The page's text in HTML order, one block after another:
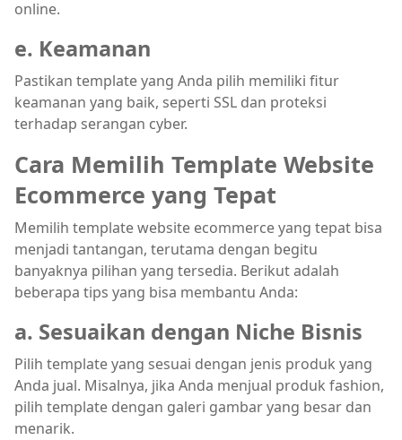
online.
e. Keamanan
Pastikan template yang Anda pilih memiliki fitur
keamanan yang baik, seperti SSL dan proteksi
terhadap serangan cyber.
Cara Memilih Template Website
Ecommerce yang Tepat
Memilih template website ecommerce yang tepat bisa
menjadi tantangan, terutama dengan begitu
banyaknya pilihan yang tersedia. Berikut adalah
beberapa tips yang bisa membantu Anda:
a. Sesuaikan dengan Niche Bisnis
Pilih template yang sesuai dengan jenis produk yang
Anda jual. Misalnya, jika Anda menjual produk fashion,
pilih template dengan galeri gambar yang besar dan
menarik.